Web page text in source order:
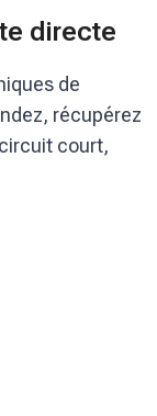
directe
de
récupérez
court,